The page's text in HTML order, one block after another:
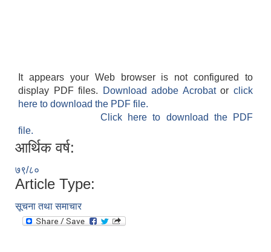
It appears your Web browser is not configured to
display PDF files.
Download adobe Acrobatorclick
here to download the PDF file.
Click here to download the PDF
file.
आर्थिक वर्ष:
७९/८०
Article Type:
सूचना तथा समाचार